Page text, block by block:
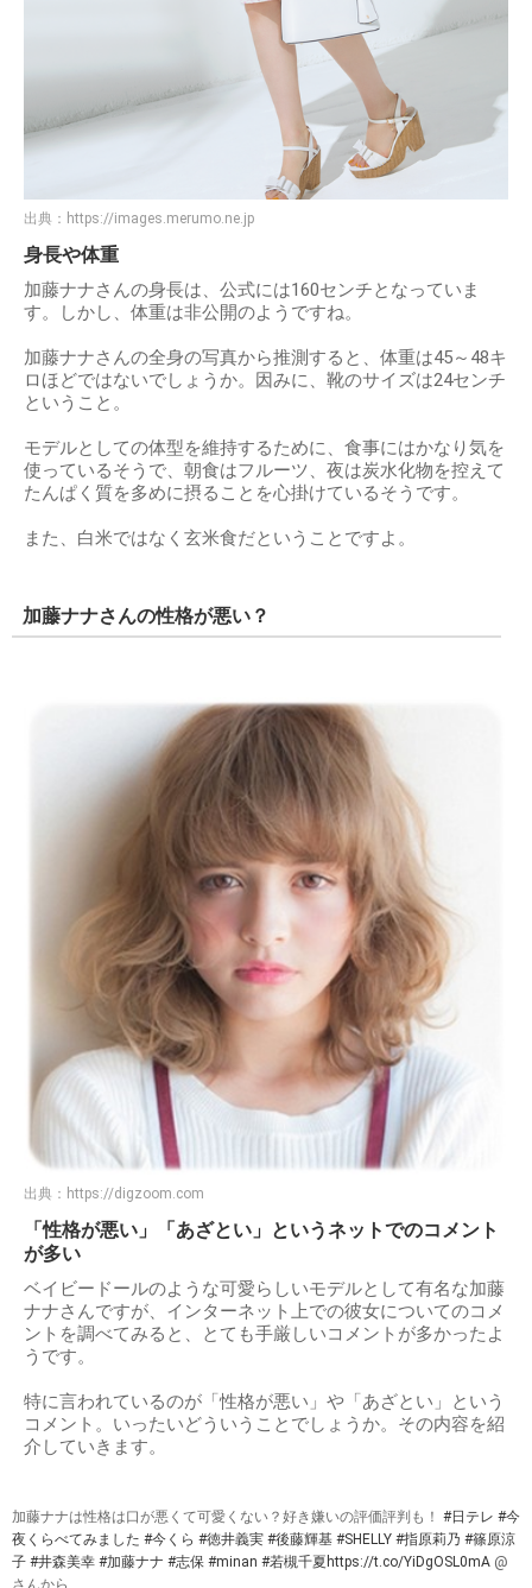
出典： https://images.merumo.ne.jp
身長や体重
加藤ナナさんの身長は、公式には160センチとなっていま
す。しかし、体重は非公開のようですね。
加藤ナナさんの全身の写真から推測すると、体重は45～48キ
ロほどではないでしょうか。因みに、靴のサイズは24センチ
ということ。
モデルとしての体型を維持するために、食事にはかなり気を
使っているそうで、朝食はフルーツ、夜は炭水化物を控えて
たんぱく質を多めに摂ることを心掛けているそうです。
また、白米ではなく玄米食だということですよ。
加藤ナナさんの性格が悪い？
出典： https://digzoom.com
「性格が悪い」「あざとい」というネットでのコメント
が多い
ベイビードールのような可愛らしいモデルとして有名な加藤
ナナさんですが、インターネット上での彼女についてのコメ
ントを調べてみると、とても手厳しいコメントが多かったよ
うです。
特に言われているのが「性格が悪い」や「あざとい」という
コメント。いったいどういうことでしょうか。その内容を紹
介していきます。
加藤ナナは性格は口が悪くて可愛くない？好き嫌いの評価評判も！ #日テレ #今
夜くらべてみました #今くら #徳井義実 #後藤輝基 #SHELLY #指原莉乃 #篠原涼
子 #井森美幸 #加藤ナナ #志保 #minan #若槻千夏 https://t.co/YiDgOSL0mA @